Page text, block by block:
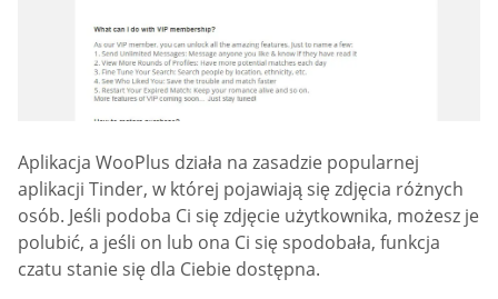
Aplikacja WooPlus działa na zasadzie popularnej
aplikacji Tinder, w której pojawiają się zdjęcia różnych
osób. Jeśli podoba Ci się zdjęcie użytkownika, możesz je
polubić, a jeśli on lub ona Ci się spodobała, funkcja
czatu stanie się dla Ciebie dostępna.